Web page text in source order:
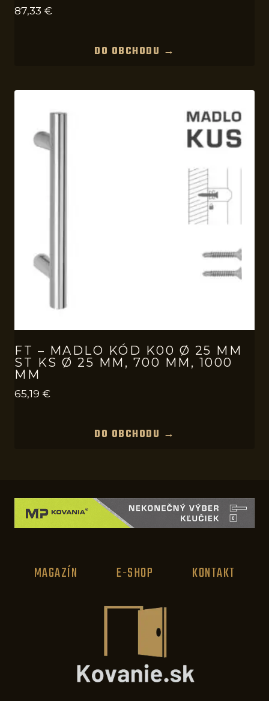
87,33 €
DO OBCHODU →
FT – MADLO KÓD K00 Ø 25 MM
ST KS Ø 25 MM, 700 MM, 1000
MM
65,19 €
DO OBCHODU →
MAGAZÍN E-SHOP KONTAKT